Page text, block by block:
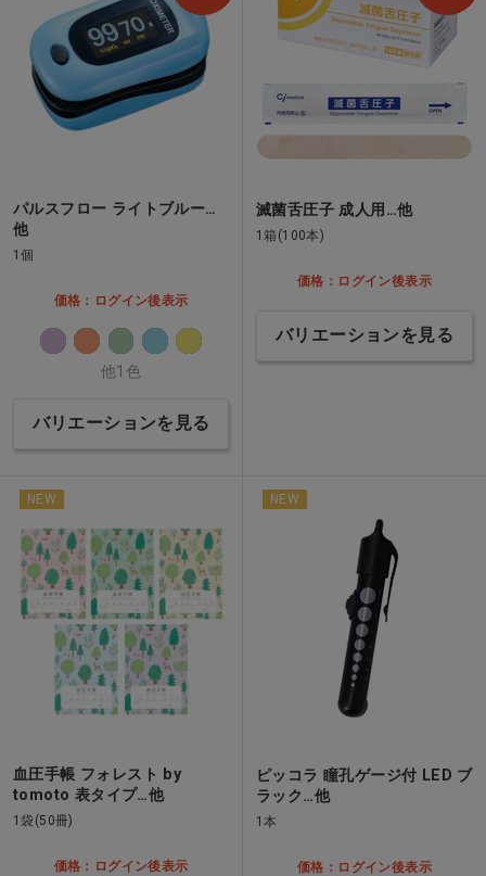
パルスフロー ライトブルー…
他
1個
価格：ログイン後表示
他1色
バリエーションを見る
滅菌舌圧子 成人用…他
1箱(100本)
価格：ログイン後表示
バリエーションを見る
NEW
血圧手帳 フォレスト by
tomoto 表タイプ…他
1袋(50冊)
価格：ログイン後表示
NEW
ピッコラ 瞳孔ゲージ付 LED ブ
ラック…他
1本
価格：ログイン後表示